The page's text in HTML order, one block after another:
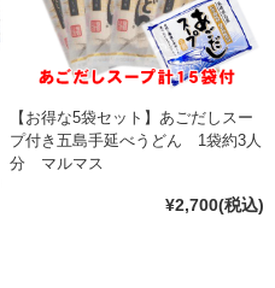
【お得な5袋セット】あごだしスー
プ付き五島手延べうどん 1袋約3人
分 マルマス
¥2,700(税込)